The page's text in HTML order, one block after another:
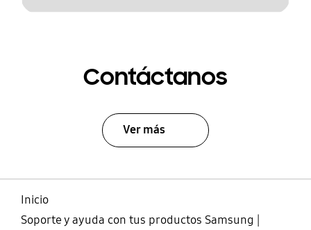
Contáctanos
Ver más
Inicio
Soporte y ayuda con tus productos Samsung |